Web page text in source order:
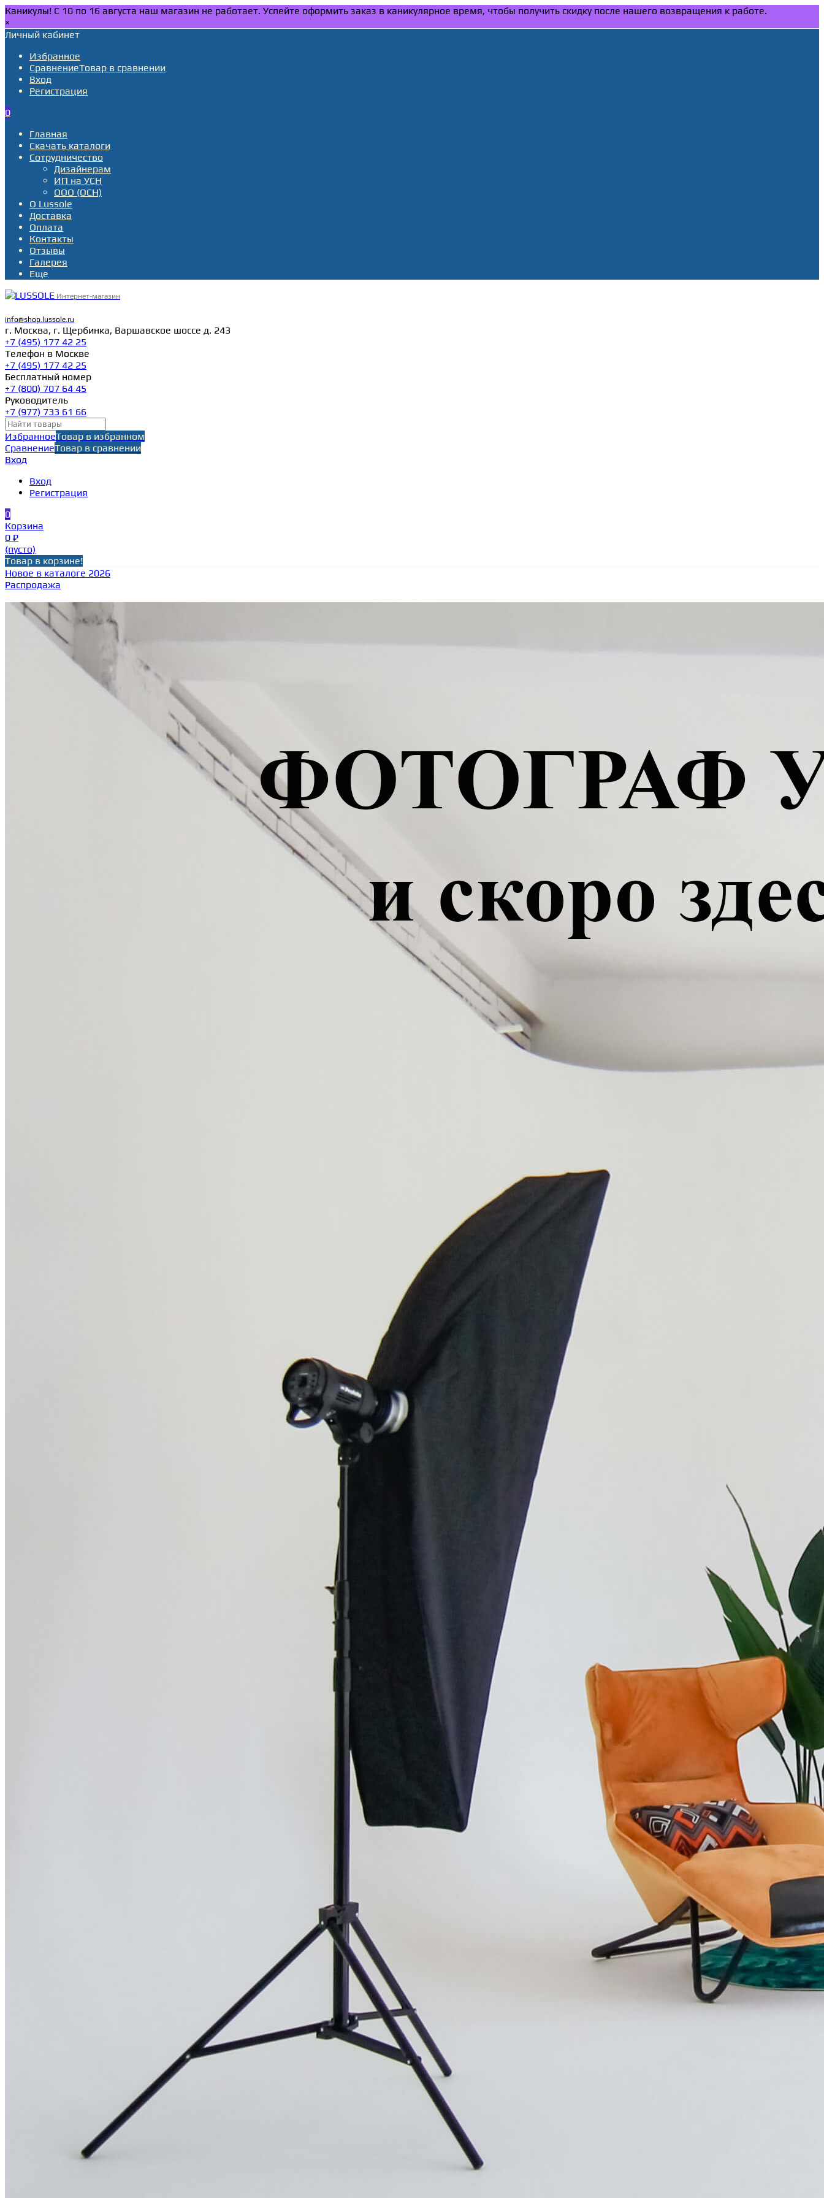
Каникулы! С 10 по 16 августа наш магазин не работает. Успейте оформить заказ в каникулярное время, чтобы получить скидку после нашего возвращения к работе.
×
Личный кабинет
Избранное
СравнениеТовар в сравнении
Вход
Регистрация
0
Главная
Скачать каталоги
Сотрудничество
Дизайнерам
ИП на УСН
ООО (ОСН)
О Lussole
Доставка
Оплата
Контакты
Отзывы
Галерея
Еще
Интернет-магазин
info@shop.lussole.ru
г. Москва, г. Щербинка, Варшавское шоссе д. 243
+7 (495) 177 42 25
Телефон в Москве
+7 (495) 177 42 25
Бесплатный номер
+7 (800) 707 64 45
Руководитель
+7 (977) 733 61 66
ИзбранноеТовар в избранном
СравнениеТовар в сравнении
Вход
Вход
Регистрация
0
Корзина
0 ₽
(пусто)
Товар в корзине!
Новое в каталоге 2026
Распродажа